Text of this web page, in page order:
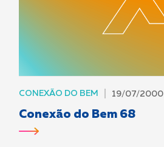
CONEXÃO DO BEM 19/07/2000
Conexão do Bem 68